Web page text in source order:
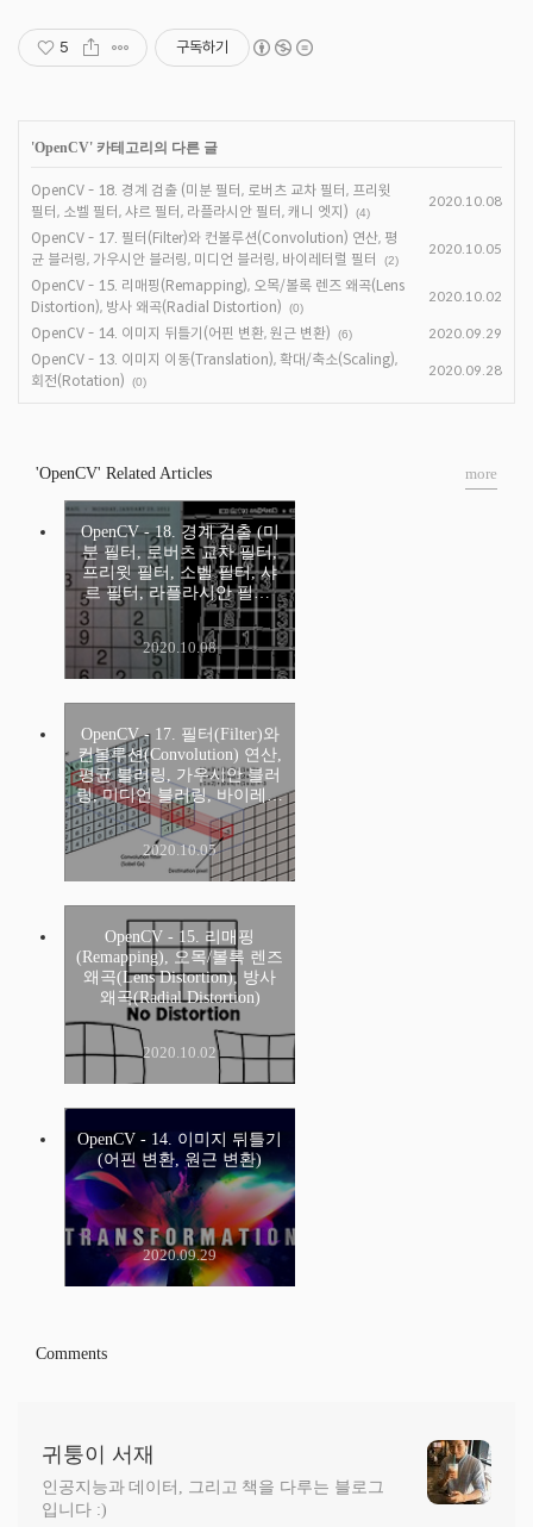
5 구독하기
'OpenCV' 카테고리의 다른 글
OpenCV - 18. 경계 검출 (미분 필터, 로버츠 교차 필터, 프리윗
필터, 소벨 필터, 샤르 필터, 라플라시안 필터, 캐니 엣지)
(4)
2020.10.08
OpenCV - 17. 필터(Filter)와 컨볼루션(Convolution) 연산, 평
균 블러링, 가우시안 블러링, 미디언 블러링, 바이레터럴 필터
(2)
2020.10.05
OpenCV - 15. 리매핑(Remapping), 오목/볼록 렌즈 왜곡(Lens
Distortion), 방사 왜곡(Radial Distortion)
(0)
2020.10.02
OpenCV - 14. 이미지 뒤틀기(어핀 변환, 원근 변환) (6) 2020.09.29
OpenCV - 13. 이미지 이동(Translation), 확대/축소(Scaling),
회전(Rotation)
(0)
2020.09.28
'OpenCV' Related Articles
OpenCV - 18. 경계 검출 (미
분 필터, 로버츠 교차 필터,
프리윗 필터, 소벨 필터, 샤
르 필터, 라플라시안 필터,
캐니 엣지)
2020.10.08
OpenCV - 17. 필터(Filter)와
컨볼루션(Convolution) 연산,
평균 블러링, 가우시안 블러
링, 미디언 블러링, 바이레터
럴 필터
2020.10.05
OpenCV - 15. 리매핑
(Remapping), 오목/볼록 렌즈
왜곡(Lens Distortion), 방사
왜곡(Radial Distortion)
2020.10.02
OpenCV - 14. 이미지 뒤틀기
(어핀 변환, 원근 변환)
2020.09.29
more
Comments
귀퉁이 서재
인공지능과 데이터, 그리고 책을 다루는 블로그
입니다 :)